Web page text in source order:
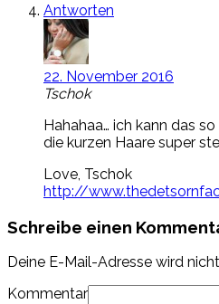
Antworten
22. November 2016
Tschok
Hahahaa… ich kann das
die kurzen Haare super
Love, Tschok
http://
Schreibe einen
Deine E-Mail-Adresse wird
Kommentar